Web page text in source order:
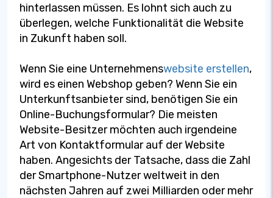
hinterlassen müssen. Es lohnt sich auch zu
überlegen, welche Funktionalität die Website
in Zukunft haben soll.
Wenn Sie eine Unternehmenswebsite erstellen,
wird es einen Webshop geben? Wenn Sie ein
Unterkunftsanbieter sind, benötigen Sie ein
Online-Buchungsformular? Die meisten
Website-Besitzer möchten auch irgendeine
Art von Kontaktformular auf der Website
haben. Angesichts der Tatsache, dass die Zahl
der Smartphone-Nutzer weltweit in den
nächsten Jahren auf zwei Milliarden oder mehr